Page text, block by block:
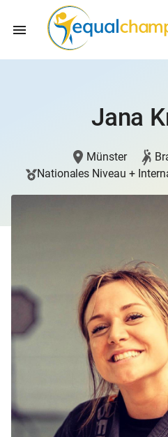
Jana
Münster
Nationales Niveau +